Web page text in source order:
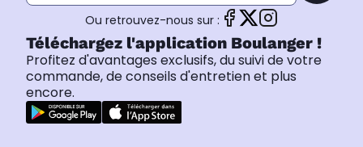
Ou retrouvez-nous sur :
Téléchargez l'application Boulanger !
Profitez d'avantages exclusifs, du suivi de votre
commande, de conseils d'entretien et plus
encore.